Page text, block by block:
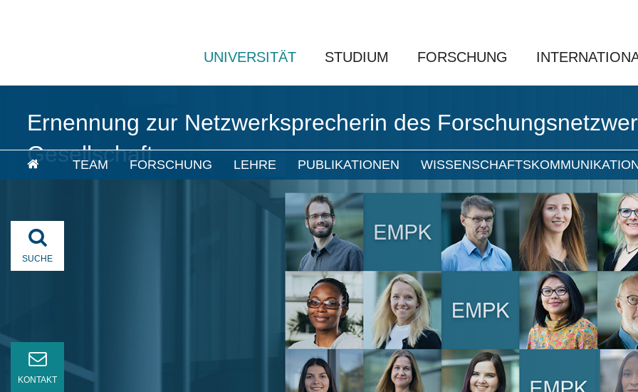
UNIVERSITÄT STUDIUM FORSCHUNG
Ernennung zur Netzwerksprecherin des
Gesellschaft
TEAM FORSCHUNG LEHRE PUBLIKATIONEN
SUCHE
KONTAKT